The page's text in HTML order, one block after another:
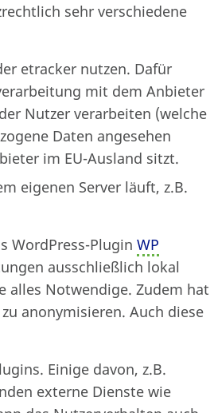
sehr verschiedene
etracker nutzen. Dafür
mit dem Anbieter
Nutzer verarbeiten (welche
Daten angesehen
im EU-Ausland sitzt.
eigenen Server läuft, z.B.
WordPress-Plugin WP
ausschließlich lokal
alles Notwendige. Zudem hat
anonymisieren. Auch diese
Einige davon, z.B.
externe Dienste wie